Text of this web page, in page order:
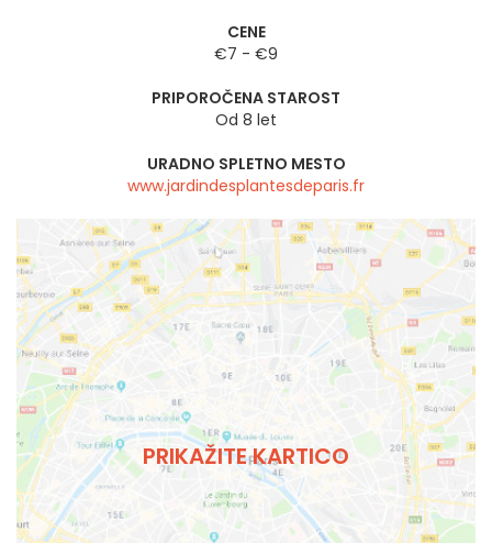
CENE
€7 - €9
PRIPOROČENA STAROST
Od 8 let
URADNO SPLETNO MESTO
www.jardindesplantesdeparis.fr
PRIKAŽITE KARTICO